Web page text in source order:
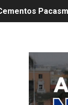
priorizar el
FALSOS
SOBRE EL